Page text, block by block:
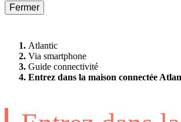
Fermer
Atlantic
Via smartphone
Guide connectivité
Entrez dans la maison connectée